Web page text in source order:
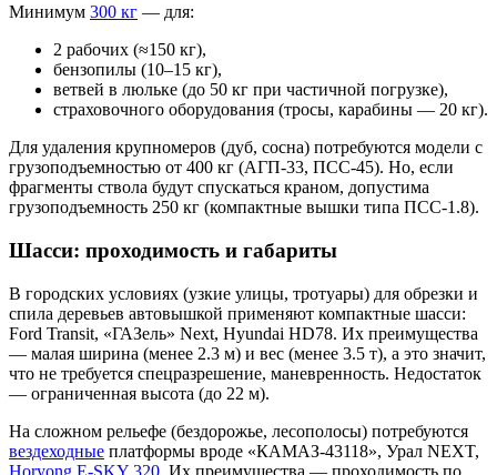
Минимум 300 кг — для:
2 рабочих (≈150 кг),
бензопилы (10–15 кг),
ветвей в люльке (до 50 кг при частичной погрузке),
страховочного оборудования (тросы, карабины — 20 кг).
Для удаления крупномеров (дуб, сосна) потребуются модели с
грузоподъемностью от 400 кг (АГП-33, ПСС-45). Но, если
фрагменты ствола будут спускаться краном, допустима
грузоподъемность 250 кг (компактные вышки типа ПСС-1.8).
Шасси: проходимость и габариты
В городских условиях (узкие улицы, тротуары) для обрезки и
спила деревьев автовышкой применяют компактные шасси:
Ford Transit, «ГАЗель» Next, Hyundai HD78. Их преимущества
— малая ширина (менее 2.3 м) и вес (менее 3.5 т), а это значит,
что не требуется спецразрешение, маневренность. Недостаток
— ограниченная высота (до 22 м).
На сложном рельефе (бездорожье, лесополосы) потребуются
вездеходные платформы вроде «КАМАЗ-43118», Урал NEXT,
Horyong E-SKY 320 . Их преимущества — проходимость по